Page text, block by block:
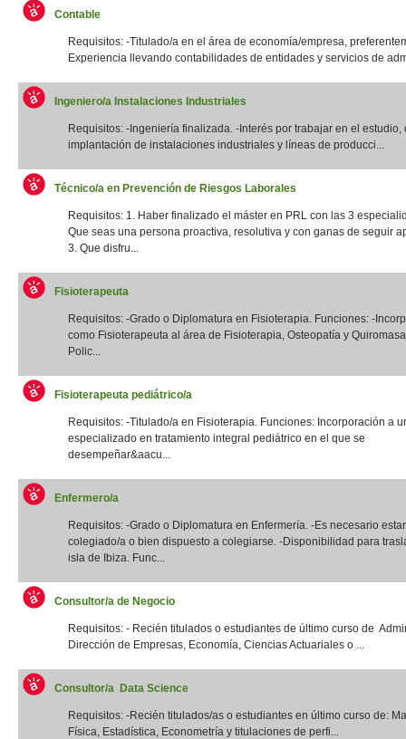
Contable
Requisitos: -Titulado/a en el área de economía/empresa,
Experiencia llevando contabilidades de entidades y servicios de
Ingeniero/a Instalaciones Industriales
Requisitos: -Ingeniería finalizada. -Interés por trabajar en el estudio,
implantación de instalaciones industriales y líneas de producci...
Técnico/a en Prevención de Riesgos Laborales
Requisitos: 1. Haber finalizado el máster en PRL con las 3
Que seas una persona proactiva, resolutiva y con ganas de seguir
3. Que disfru...
Fisioterapeuta
Requisitos: -Grado o Diplomatura en Fisioterapia. Funciones: -
como Fisioterapeuta al área de Fisioterapia, Osteopatía y
Polic...
Fisioterapeuta pediátrico/a
Requisitos: -Titulado/a en Fisioterapia. Funciones: Incorporación a
especializado en tratamiento integral pediátrico en el que se
desempeñar&aacu...
Enfermero/a
Requisitos: -Grado o Diplomatura en Enfermería. -Es necesario estar
colegiado/a o bien dispuesto a colegiarse. -Disponibilidad para
isla de Ibiza. Func...
Consultor/a de Negocio
Requisitos: - Recién titulados o estudiantes de último curso de
Dirección de Empresas, Economía, Ciencias Actuariales o ...
Consultor/a Data Science
Requisitos: -Recién titulados/as o estudiantes en último curso de:
Física, Estadística, Econometría y titulaciones de perfi...